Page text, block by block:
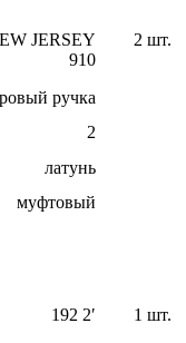
JERSEY
910
2 шт.
ручка
2
латунь
муфтовый
192 2′ 1 шт.